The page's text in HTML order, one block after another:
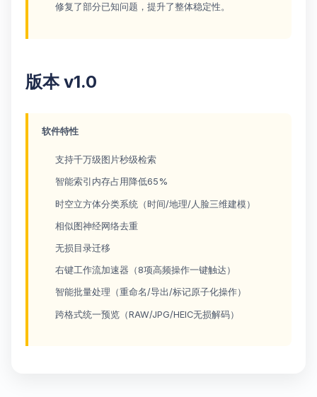
修复了部分已知问题，提升了整体稳定性。
版本 v1.0
软件特性
支持千万级图片秒级检索
智能索引内存占用降低65%
时空立方体分类系统（时间/地理/人脸三维建模）
相似图神经网络去重
无损目录迁移
右键工作流加速器（8项高频操作一键触达）
智能批量处理（重命名/导出/标记原子化操作）
跨格式统一预览（RAW/JPG/HEIC无损解码）